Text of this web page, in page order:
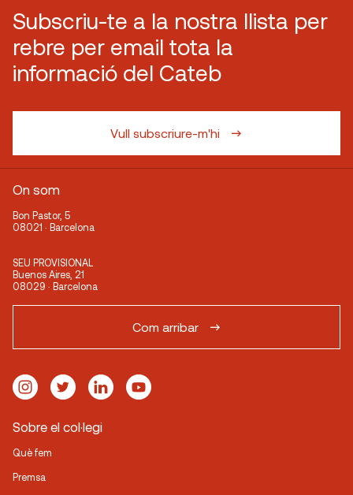
Subscriu-te a la nostra llista per
rebre per email tota la
informació del Cateb
Vull subscriure-m'hi
On som
Bon Pastor, 5
08021 · Barcelona
SEU PROVISIONAL
Buenos Aires, 21
08029 · Barcelona
Com arribar
Sobre el col·legi
Què fem
Premsa